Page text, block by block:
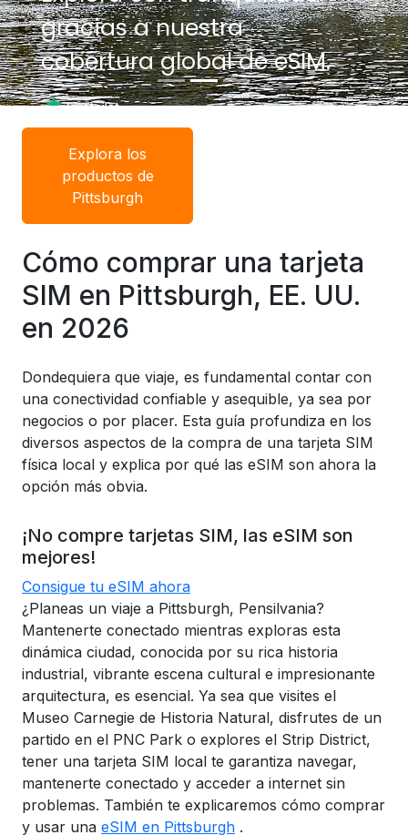
gracias a nuestra
cobertura global de eSIM.
gracias a nuestra
cobertura global de eSIM.
Explora los
productos de
Pittsburgh
Cómo comprar una tarjeta
SIM en Pittsburgh, EE. UU.
en 2026
Dondequiera que viaje, es fundamental contar con
una conectividad confiable y asequible, ya sea por
negocios o por placer. Esta guía profundiza en los
diversos aspectos de la compra de una tarjeta SIM
física local y explica por qué las eSIM son ahora la
opción más obvia.
¡No compre tarjetas SIM, las eSIM son
mejores!
Consigue tu eSIM ahora
¿Planeas un viaje a Pittsburgh, Pensilvania?
Mantenerte conectado mientras exploras esta
dinámica ciudad, conocida por su rica historia
industrial, vibrante escena cultural e impresionante
arquitectura, es esencial. Ya sea que visites el
Museo Carnegie de Historia Natural, disfrutes de un
partido en el PNC Park o explores el Strip District,
tener una tarjeta SIM local te garantiza navegar,
mantenerte conectado y acceder a internet sin
problemas. También te explicaremos cómo comprar
y usar una eSIM en Pittsburgh .